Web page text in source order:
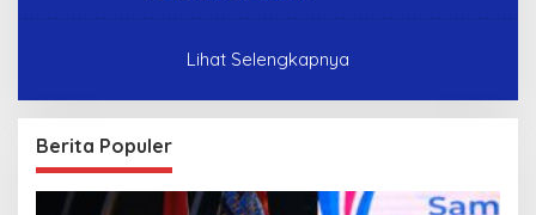
Lihat Selengkapnya
Berita Populer